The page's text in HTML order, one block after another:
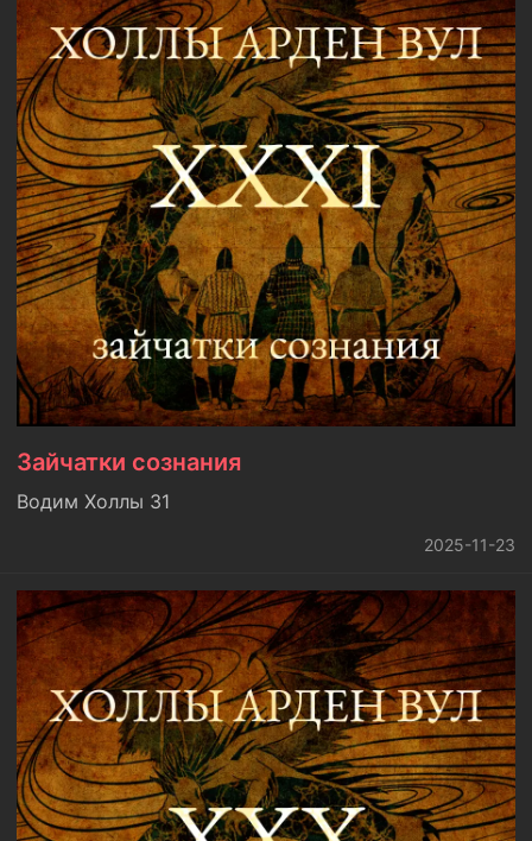
Зайчатки сознания
Водим Холлы 31
2025-11-23